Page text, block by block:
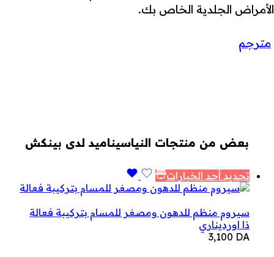
الأمراض الجلدية الخاص بك.
مترجم
بعض من منتجات النياسيناميد لدى بينكش
تحديد أحد الخيارات
سيروم منظم للدهون ومصغر للمسام بتركيبة فعالة
ذا اورديناري
3,100 DA